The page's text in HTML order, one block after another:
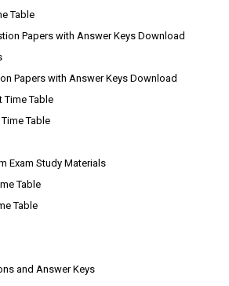
Table
Papers with Answer Keys Download
Papers with Answer Keys Download
Time Table
Table
Exam Study Materials
Table
Table
and Answer Keys